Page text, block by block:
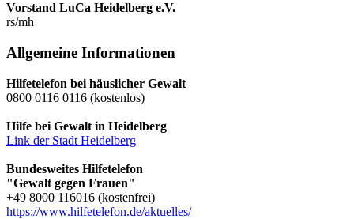
Vorstand LuCa Heidelberg e.V.
rs/mh
Allgemeine Informationen
Hilfetelefon bei häuslicher Gewalt
0800 0116 0116 (kostenlos)
Hilfe bei Gewalt in Heidelberg
Link der Stadt Heidelberg
Bundesweites Hilfetelefon
"Gewalt gegen Frauen"
+49 8000 116016 (kostenfrei)
https://www.hilfetelefon.de/aktuelles/